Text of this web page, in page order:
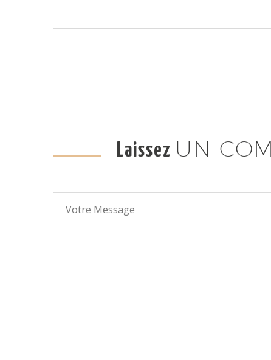
Laissez UN